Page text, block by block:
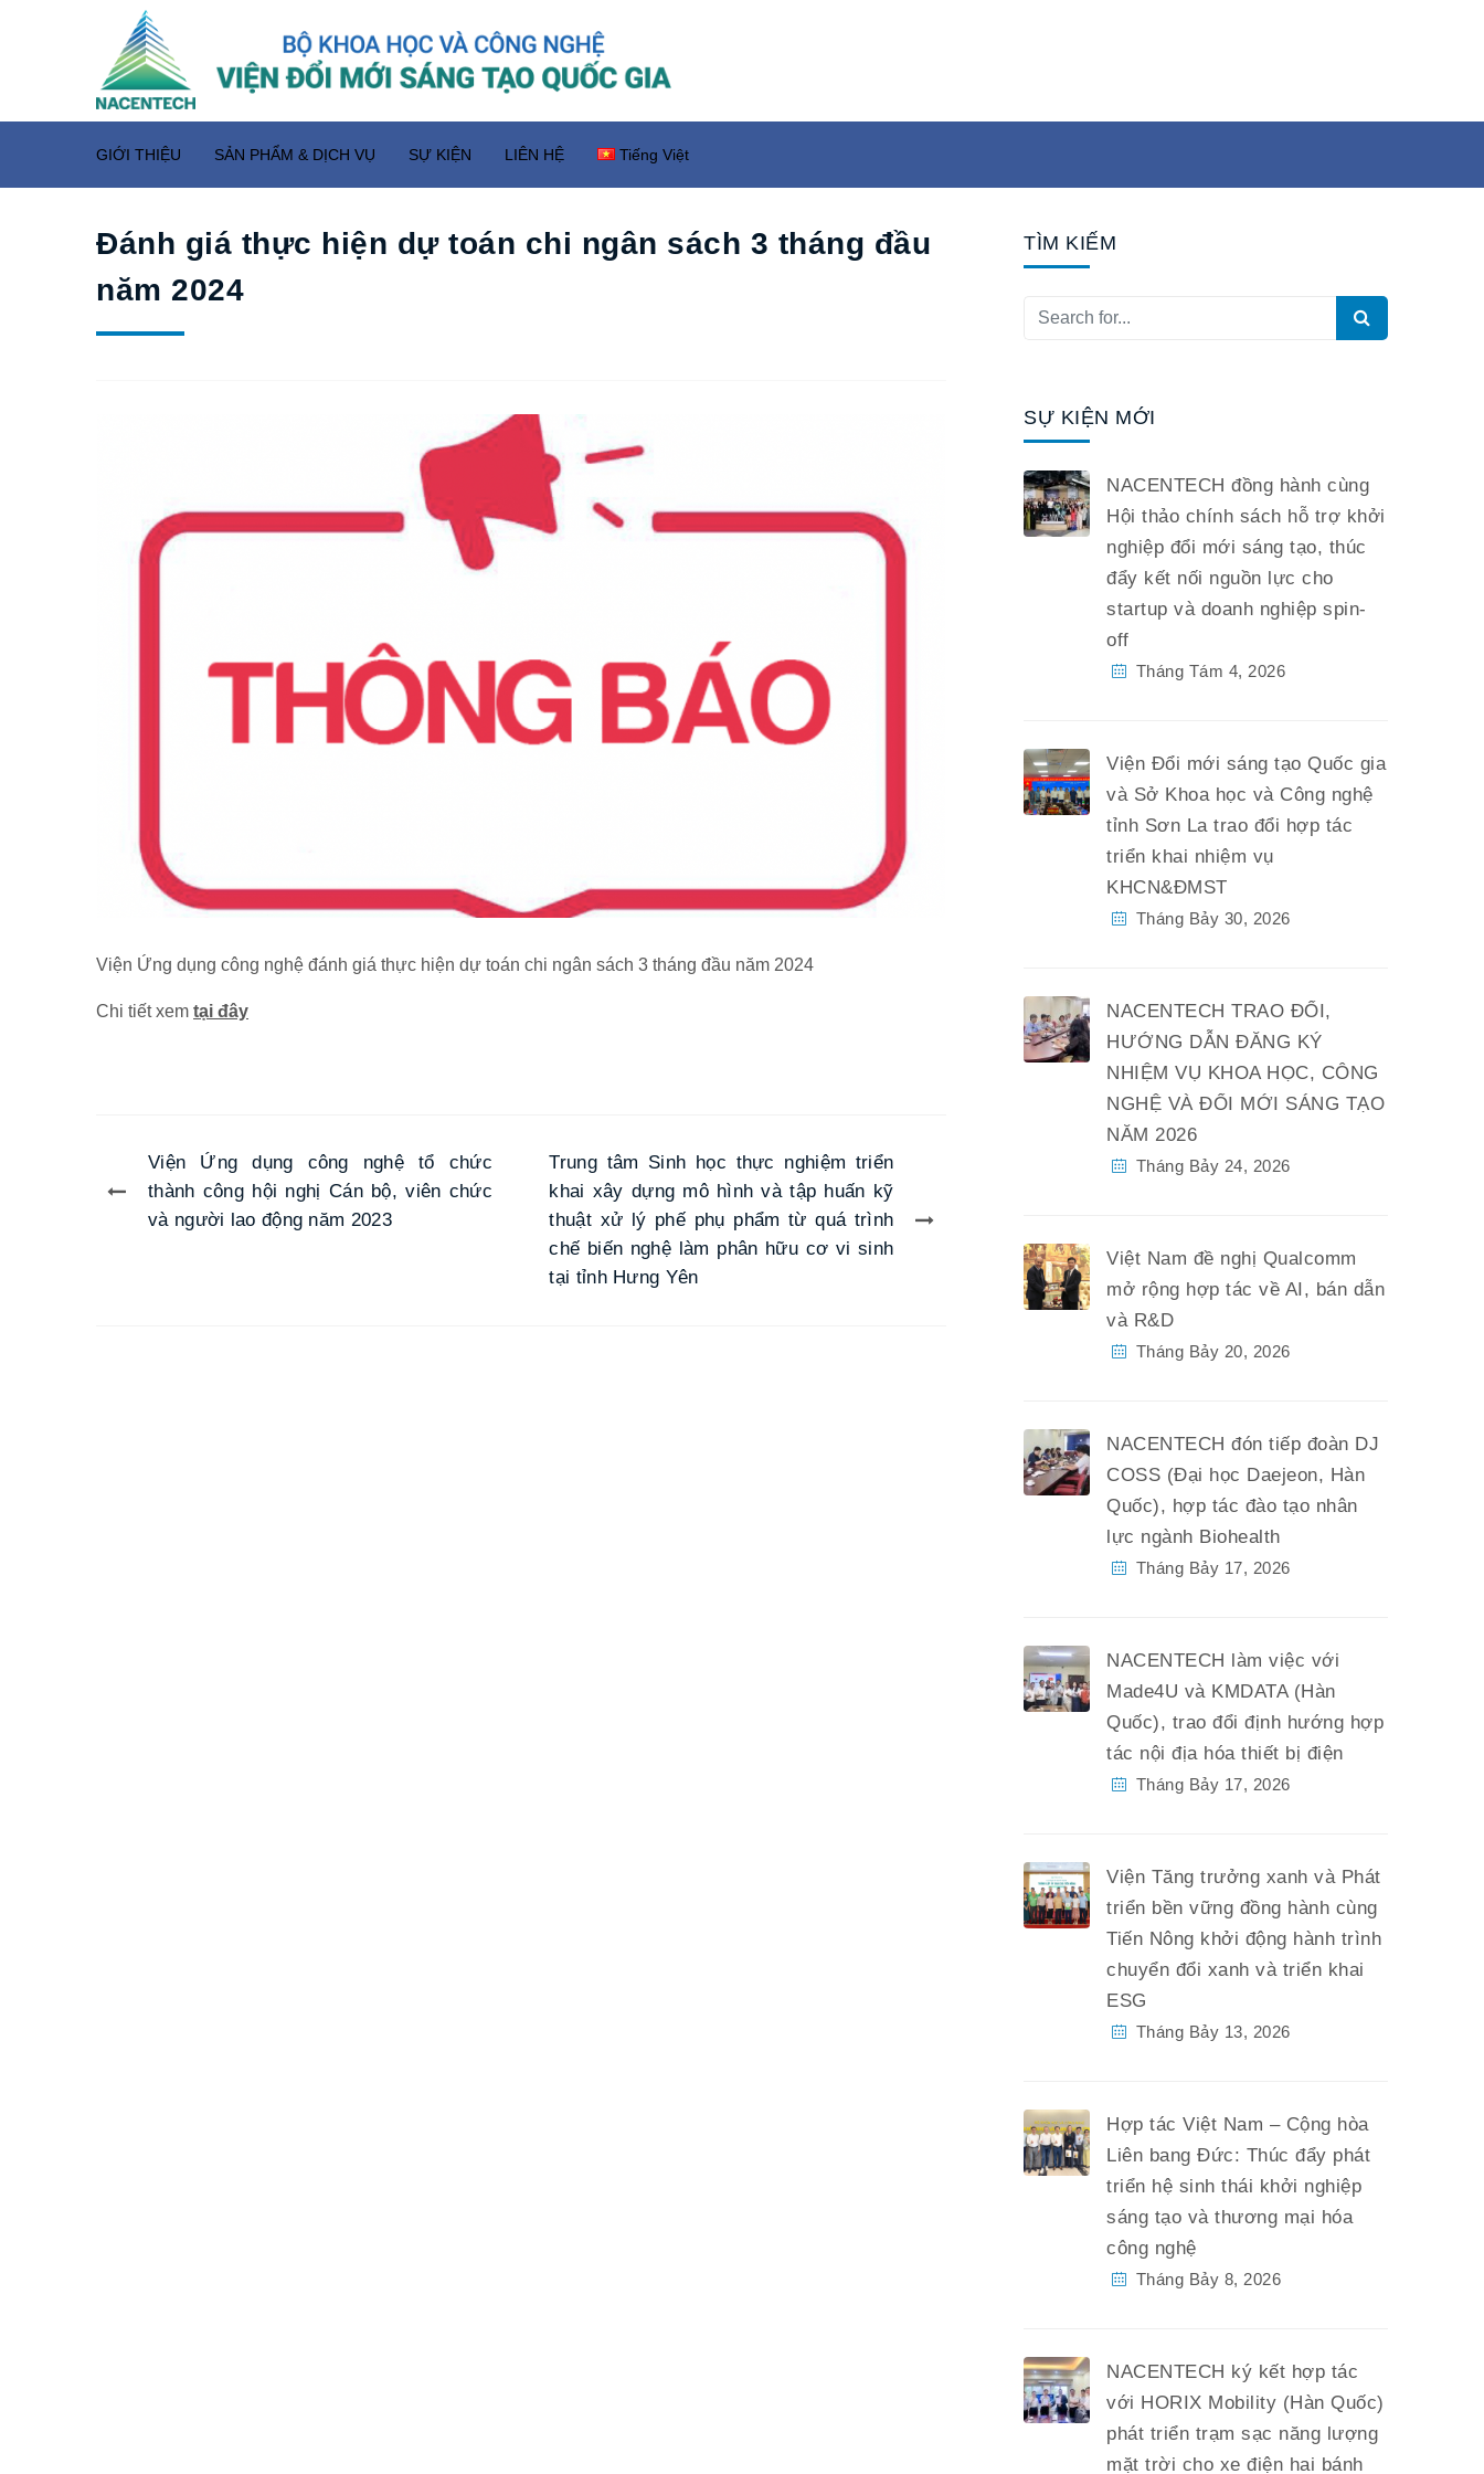
GIỚI THIỆU SẢN PHẨM & DỊCH VỤ SỰ KIỆN LIÊN HỆ Tiếng Việt
Đánh giá thực hiện dự toán chi ngân sách 3 tháng đầu
năm 2024
Viện Ứng dụng công nghệ đánh giá thực hiện dự toán chi ngân sách 3 tháng đầu năm 2024
Chi tiết xem tại đây
Viện Ứng dụng công nghệ tổ chức
thành công hội nghị Cán bộ, viên chức
và người lao động năm 2023
Trung tâm Sinh học thực nghiệm triển
khai xây dựng mô hình và tập huấn kỹ
thuật xử lý phế phụ phẩm từ quá trình
chế biến nghệ làm phân hữu cơ vi sinh
tại tỉnh Hưng Yên
TÌM KIẾM
SỰ KIỆN MỚI
NACENTECH đồng hành cùng
Hội thảo chính sách hỗ trợ khởi
nghiệp đổi mới sáng tạo, thúc
đẩy kết nối nguồn lực cho
startup và doanh nghiệp spin-
off
Tháng Tám 4, 2026
Viện Đổi mới sáng tạo Quốc gia
và Sở Khoa học và Công nghệ
tỉnh Sơn La trao đổi hợp tác
triển khai nhiệm vụ
KHCN&ĐMST
Tháng Bảy 30, 2026
NACENTECH TRAO ĐỔI,
HƯỚNG DẪN ĐĂNG KÝ
NHIỆM VỤ KHOA HỌC, CÔNG
NGHỆ VÀ ĐỔI MỚI SÁNG TẠO
NĂM 2026
Tháng Bảy 24, 2026
Việt Nam đề nghị Qualcomm
mở rộng hợp tác về AI, bán dẫn
và R&D
Tháng Bảy 20, 2026
NACENTECH đón tiếp đoàn DJ
COSS (Đại học Daejeon, Hàn
Quốc), hợp tác đào tạo nhân
lực ngành Biohealth
Tháng Bảy 17, 2026
NACENTECH làm việc với
Made4U và KMDATA (Hàn
Quốc), trao đổi định hướng hợp
tác nội địa hóa thiết bị điện
Tháng Bảy 17, 2026
Viện Tăng trưởng xanh và Phát
triển bền vững đồng hành cùng
Tiến Nông khởi động hành trình
chuyển đổi xanh và triển khai
ESG
Tháng Bảy 13, 2026
Hợp tác Việt Nam – Cộng hòa
Liên bang Đức: Thúc đẩy phát
triển hệ sinh thái khởi nghiệp
sáng tạo và thương mại hóa
công nghệ
Tháng Bảy 8, 2026
NACENTECH ký kết hợp tác
với HORIX Mobility (Hàn Quốc)
phát triển trạm sạc năng lượng
mặt trời cho xe điện hai bánh